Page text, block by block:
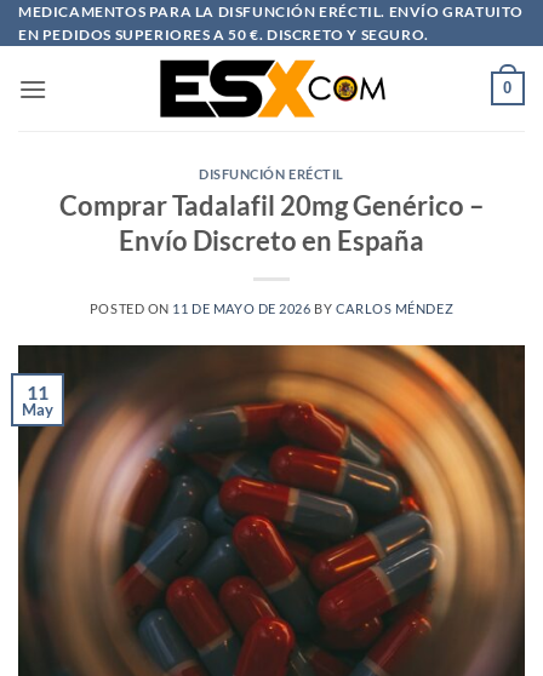
Saltar
al
MEDICAMENTOS PARA LA DISFUNCIÓN ERÉCTIL. ENVÍO GRATUITO
EN PEDIDOS SUPERIORES A 50 €. DISCRETO Y SEGURO.
0
DISFUNCIÓN ERÉCTIL
Comprar Tadalafil 20mg Genérico –
Envío Discreto en España
POSTED ON 11 DE MAYO DE 2026 BY CARLOS MÉNDEZ
11
May